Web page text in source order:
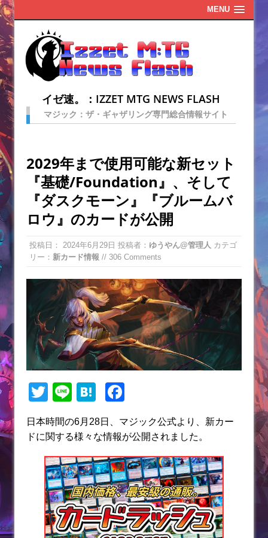
MENU
イゼ速。：IZZET MTG NEWS FLASH
マジック：ザ・ギャザリング専門総合情報サイト
2029年まで使用可能な新セット
『基礎/Foundation』、そして
『ダスクモーン』『ブルームバ
ロウ』のカードが公開
投稿日： 2024年6月29日 投稿者： ゆうやん@管理人 カテゴ
リー： 新カード情報 // 306 Comments
T
w
itt
Li
n
e
H
at
e
a
c
b
o
o
k
日本時間の6月28日、マジック公式より、新カー
ドに関する様々な情報が公開されました。